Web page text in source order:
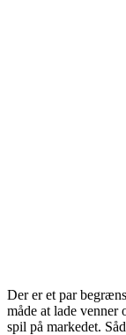
Der er et par
måde at lade venner
spil på markedet.